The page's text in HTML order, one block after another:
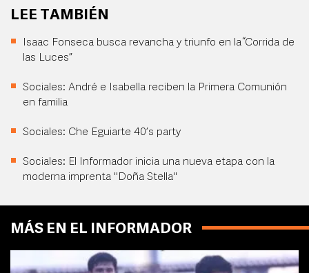
LEE TAMBIÉN
Isaac Fonseca busca revancha y triunfo en la “Corrida de
las Luces”
Sociales: André e Isabella reciben la Primera Comunión
en familia
Sociales: Che Eguiarte 40’s party
Sociales: El Informador inicia una nueva etapa con la
moderna imprenta "Doña Stella"
MÁS EN EL INFORMADOR